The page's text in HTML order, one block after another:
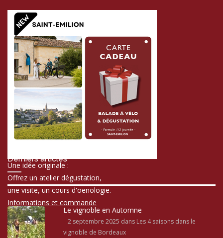
Une idée originale :
Offrez un atelier dégustation,
une visite, un cours d'oenologie.
Informations et commande
Derniers articles
Le vignoble en Automne
2 septembre 2025 dans Les 4 saisons dans le
vignoble de Bordeaux